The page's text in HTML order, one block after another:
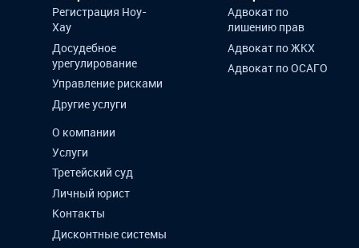
Регистрация Ноу-
Хау
Досудебное
урегулирование
Управление рисками
Другие услуги
Адвокат по
лишению прав
Адвокат по ЖКХ
Адвокат по ОСАГО
О компании
Услуги
Третейский суд
Личный юрист
Контакты
Дисконтные системы